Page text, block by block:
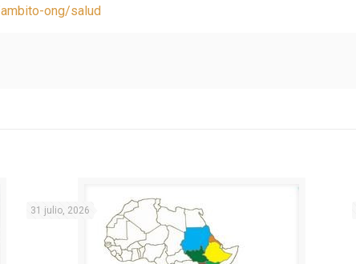
ong/salud
31 julio, 2026